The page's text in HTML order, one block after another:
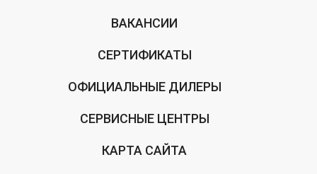
ВАКАНСИИ
СЕРТИФИКАТЫ
ОФИЦИАЛЬНЫЕ ДИЛЕРЫ
СЕРВИСНЫЕ ЦЕНТРЫ
КАРТА САЙТА